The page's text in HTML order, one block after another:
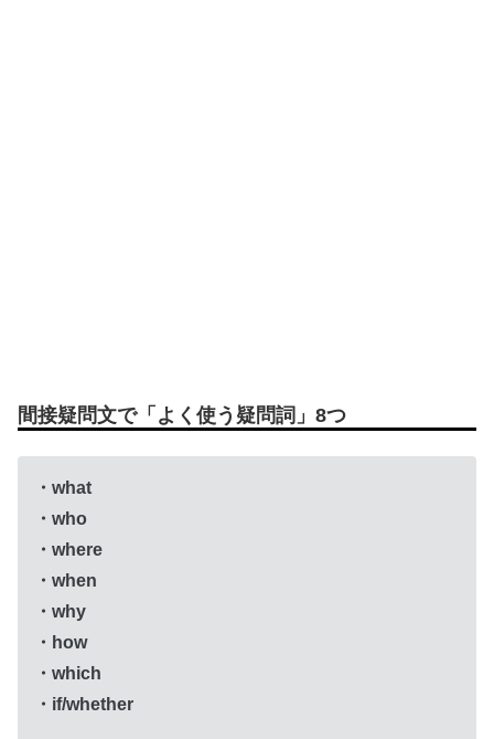
間接疑問文で「よく使う疑問詞」8つ
・what
・who
・where
・when
・why
・how
・which
・if/whether